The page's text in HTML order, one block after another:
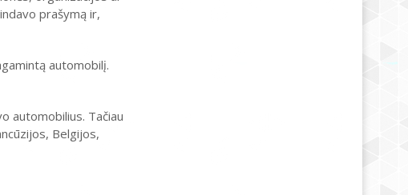
prašymą ir,
automobilį.
automobilius. Tačiau
Belgijos,